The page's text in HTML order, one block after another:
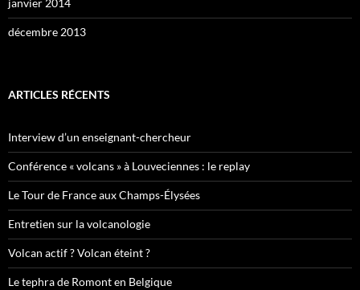
janvier 2014
décembre 2013
ARTICLES RÉCENTS
Interview d’un enseignant-chercheur
Conférence « volcans » à Louveciennes : le replay
Le Tour de France aux Champs-Élysées
Entretien sur la volcanologie
Volcan actif ? Volcan éteint ?
Le tephra de Romont en Belgique